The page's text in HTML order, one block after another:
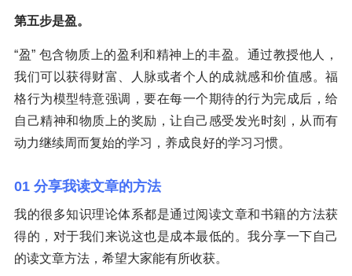
第五步是盈。
“盈” 包含物质上的盈利和精神上的丰盈。通过教授他人，
我们可以获得财富、人脉或者个人的成就感和价值感。福
格行为模型特意强调，要在每一个期待的行为完成后，给
自己精神和物质上的奖励，让自己感受发光时刻，从而有
动力继续周而复始的学习，养成良好的学习习惯。
01 分享我读文章的方法
我的很多知识理论体系都是通过阅读文章和书籍的方法获
得的，对于我们来说这也是成本最低的。我分享一下自己
的读文章方法，希望大家能有所收获。